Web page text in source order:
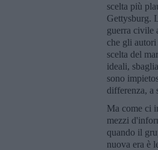
scelta più
Gettysburg.
guerra civile
che gli
scelta del
ideali,
sono
differenza, a
Ma come ci
mezzi
quando il
nuova era è